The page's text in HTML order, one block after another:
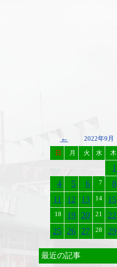
← 2022年9月
日 月 火 水 木
1
4
5 6 7 8
11
12 13 14 15
18 19 20 21 22
25 26 27 28 29
最近の記事